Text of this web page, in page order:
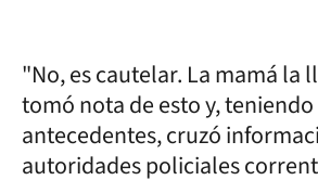
"No, es cautelar. La mamá la
tomó nota de esto y,
antecedentes, cruzó
autoridades policiales